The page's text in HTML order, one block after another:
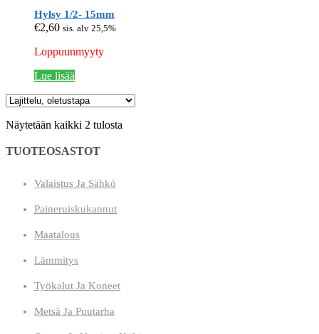
Hylsy 1/2- 15mm
€2,60 sis. alv 25,5%
Loppuunmyyty
Lue lisää
Näytetään kaikki 2 tulosta
TUOTEOSASTOT
Valaistus Ja Sähkö
Paineruiskukannut
Maatalous
Lämmitys
Työkalut Ja Koneet
Metsä Ja Puutarha